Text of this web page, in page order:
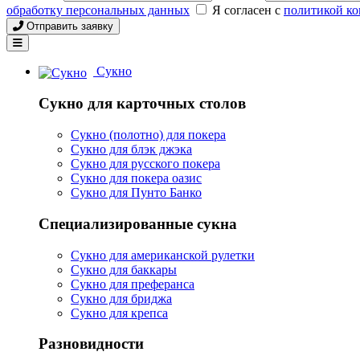
обработку персональных данных
Я согласен с политикой
Отправить заявку
Сукно
Сукно для карточных столов
Сукно (полотно) для покера
Сукно для блэк джэка
Сукно для русского покера
Сукно для покера оазис
Сукно для Пунто Банко
Специализированные сукна
Сукно для американской рулетки
Сукно для баккары
Сукно для преферанса
Сукно для бриджа
Сукно для крепса
Разновидности